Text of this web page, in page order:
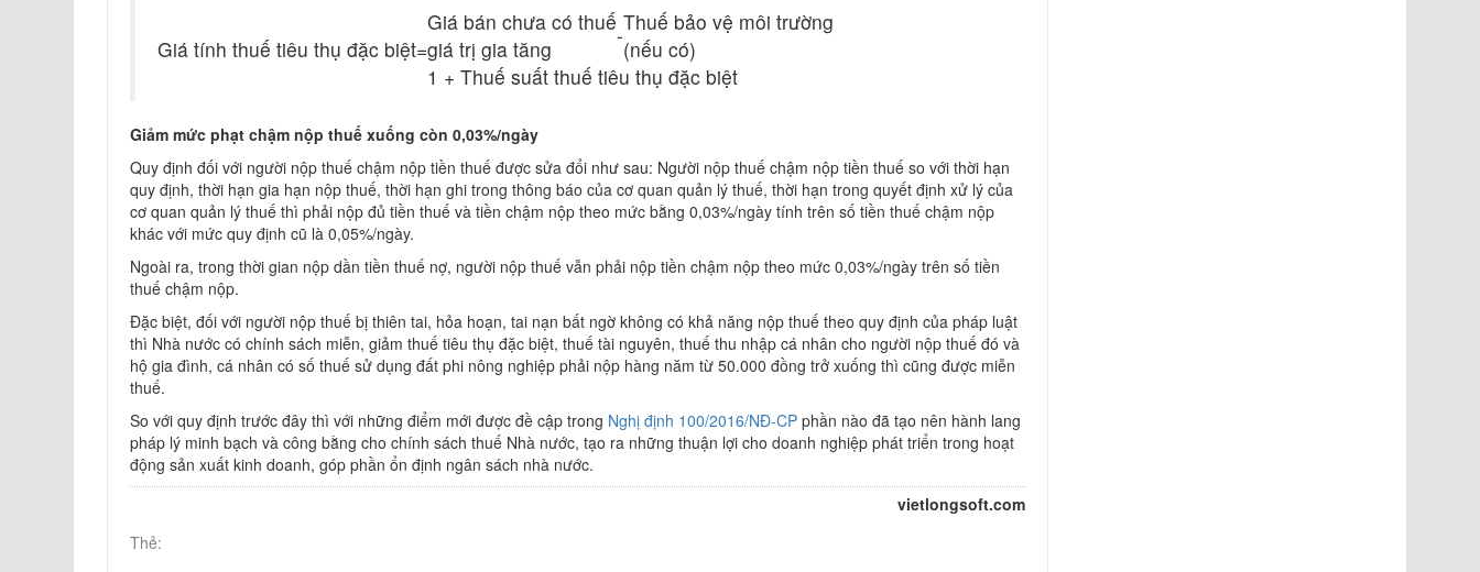
Giá tính thuế tiêu thụ đặc biệt=
Giá bán chưa có thuế
giá trị gia tăng
-Thuế bảo vệ môi trường
(nếu có)
1 + Thuế suất thuế tiêu thụ đặc biệt
Giảm mức phạt chậm nộp thuế xuống còn 0,03%/ngày
Quy định đối với người nộp thuế chậm nộp tiền thuế được sửa đổi như sau: Người nộp thuế chậm nộp tiền thuế so với thời hạn
quy định, thời hạn gia hạn nộp thuế, thời hạn ghi trong thông báo của cơ quan quản lý thuế, thời hạn trong quyết định xử lý của
cơ quan quản lý thuế thì phải nộp đủ tiền thuế và tiền chậm nộp theo mức bằng 0,03%/ngày tính trên số tiền thuế chậm nộp
khác với mức quy định cũ là 0,05%/ngày.
Ngoài ra, trong thời gian nộp dần tiền thuế nợ, người nộp thuế vẫn phải nộp tiền chậm nộp theo mức 0,03%/ngày trên số tiền
thuế chậm nộp.
Đặc biệt, đối với người nộp thuế bị thiên tai, hỏa hoạn, tai nạn bất ngờ không có khả năng nộp thuế theo quy định của pháp luật
thì Nhà nước có chính sách miễn, giảm thuế tiêu thụ đặc biệt, thuế tài nguyên, thuế thu nhập cá nhân cho người nộp thuế đó và
hộ gia đình, cá nhân có số thuế sử dụng đất phi nông nghiệp phải nộp hàng năm từ 50.000 đồng trở xuống thì cũng được miễn
thuế.
So với quy định trước đây thì với những điểm mới được đề cập trong Nghị định 100/2016/NĐ-CP phần nào đã tạo nên hành lang
pháp lý minh bạch và công bằng cho chính sách thuế Nhà nước, tạo ra những thuận lợi cho doanh nghiệp phát triển trong hoạt
động sản xuất kinh doanh, góp phần ổn định ngân sách nhà nước.
vietlongsoft.com
Thẻ: